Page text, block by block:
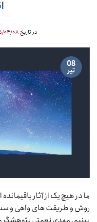
در تاریخ ۱۴۰۵/
08
تیر
ما در هیچ یک از آثار
روش و طریقت های واهی و